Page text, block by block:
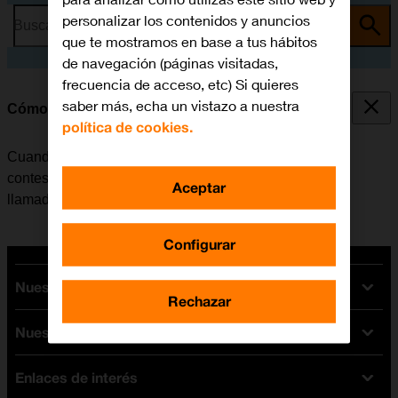
Busca por problema o tema
Cómo desviar las llamadas al contestador
Cuando no se contesta una llamada, esta se desvía al
contestador, donde se recogen los mensajes de las
llamadas.
Nuestras tarifas
Tarifas Orange
Tarifas fibra y móvil
Tarifas móviles
Nuestros dispositivos
Ofertas en móviles
Enlaces de interés
personalizar los contenidos y anuncios
que te mostramos en base a tus hábitos
de navegación (páginas visitadas,
frecuencia de acceso, etc) Si quieres
saber más, echa un vistazo a nuestra
política de cookies.
Configurar
Rechazar
Aceptar